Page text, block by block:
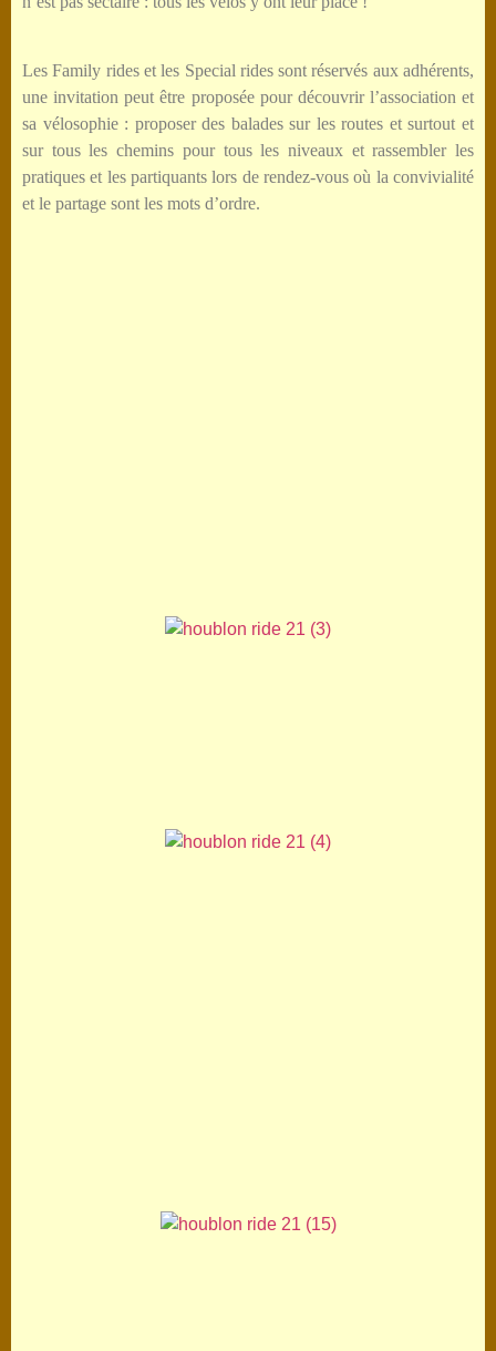
Les Family rides et les Special rides sont réservés aux adhérents,
une invitation peut être proposée pour découvrir l’association et
sa vélosophie : proposer des balades sur les routes et surtout et
sur tous les chemins pour tous les niveaux et rassembler les
pratiques et les partiquants lors de rendez-vous où la convivialité
et le partage sont les mots d’ordre.